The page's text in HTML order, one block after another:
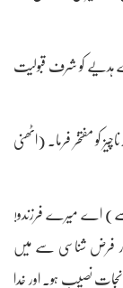
ہدیے کو شرف قبولیت
کو مفتخر فرما۔ (اٹھنی
سے) اے میرے فرزندو!
فرض شناسی سے میں
نصیب ہو۔ اور خدا